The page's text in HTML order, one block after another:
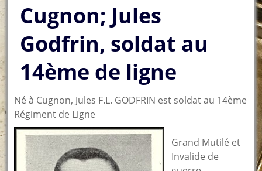
Cugnon; Jules
Godfrin, soldat au
14ème de ligne
Né à Cugnon, Jules F.L. GODFRIN est soldat au 14ème
Régiment de Ligne
Grand Mutilé et
Invalide de